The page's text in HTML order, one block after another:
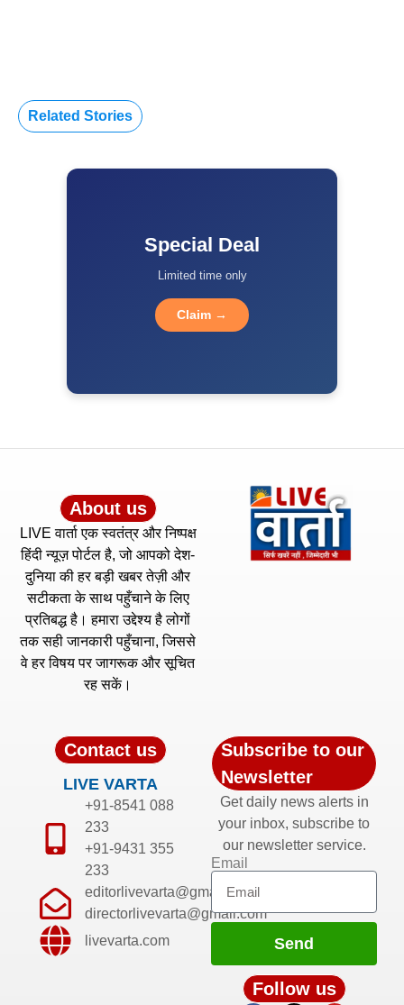
Related Stories
Special Deal
Limited time only
Claim →
About us
LIVE वार्ता एक स्वतंत्र और निष्पक्ष
हिंदी न्यूज़ पोर्टल है, जो आपको देश-
दुनिया की हर बड़ी खबर तेज़ी और
सटीकता के साथ पहुँचाने के लिए
प्रतिबद्ध है। हमारा उद्देश्य है लोगों
तक सही जानकारी पहुँचाना, जिससे
वे हर विषय पर जागरूक और सूचित
रह सकें।
Contact us
LIVE VARTA
+91-8541 088
233
+91-9431 355
233
editorlivevarta@gmail.com
directorlivevarta@gmail.com
livevarta.com
Subscribe to our
Newsletter
Get daily news alerts in
your inbox, subscribe to
our newsletter service.
Email
Send
Follow us